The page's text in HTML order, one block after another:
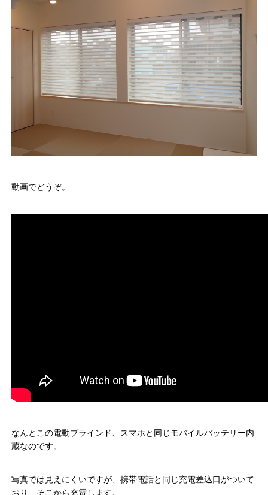
動画でどうぞ。
なんとこの電動ブラインド、スマホと同じモバイルバッテリー内
蔵なのです。
写真では見えにくいですが、携帯電話と同じ充電差込口がついて
おり、そこから充電します。